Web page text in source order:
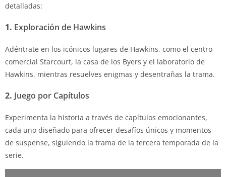
detalladas:
1. Exploración de Hawkins
Adéntrate en los icónicos lugares de Hawkins, como el centro
comercial Starcourt, la casa de los Byers y el laboratorio de
Hawkins, mientras resuelves enigmas y desentrañas la trama.
2. Juego por Capítulos
Experimenta la historia a través de capítulos emocionantes,
cada uno diseñado para ofrecer desafíos únicos y momentos
de suspense, siguiendo la trama de la tercera temporada de la
serie.